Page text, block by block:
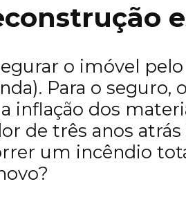
o imóvel
Para o seguro,
inflação dos
de três anos
um incêndio